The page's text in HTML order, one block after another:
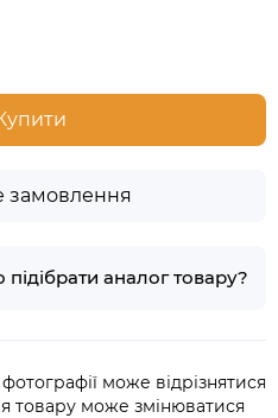
замовлення
аналог товару?
може відрізнятися
товару може змінюватися